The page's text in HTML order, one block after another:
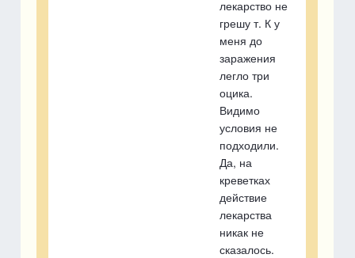
лекарство не
грешу т. К у
меня до
заражения
легло три
оцика.
Видимо
условия не
подходили.
Да, на
креветках
действие
лекарства
никак не
сказалось.